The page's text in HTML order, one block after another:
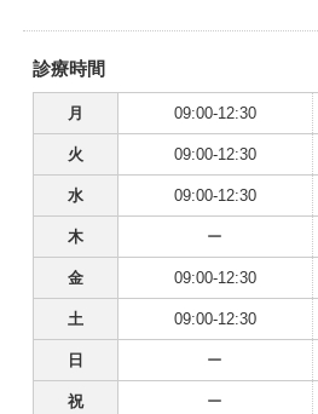
診療時間
月 09:00-12:30
火 09:00-12:30
水 09:00-12:30
木 ー
金 09:00-12:30
土 09:00-12:30
日 ー
祝 ー